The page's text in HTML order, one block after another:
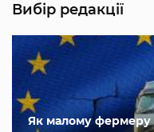
Вибір редакції
Як малому фермеру